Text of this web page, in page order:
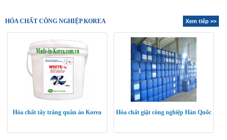
HÓA CHẤT CÔNG NGHIỆP KOREA Xem tiếp >>
Hóa chất tẩy trắng quần áo Korea Hóa chất giặt công nghiệp Hàn Quốc